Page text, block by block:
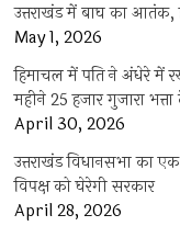
उत्तराखंड में बाघ का आतंक,
May 1, 2026
हिमाचल में पति ने अंधेरे में
महीने 25 हजार गुजारा
April 30, 2026
उत्तराखंड विधानसभा का
विपक्ष को घेरेगी सरकार
April 28, 2026